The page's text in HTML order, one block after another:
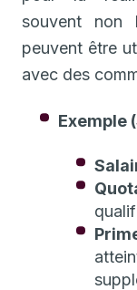
souvent non
peuvent être
avec des
Exemple